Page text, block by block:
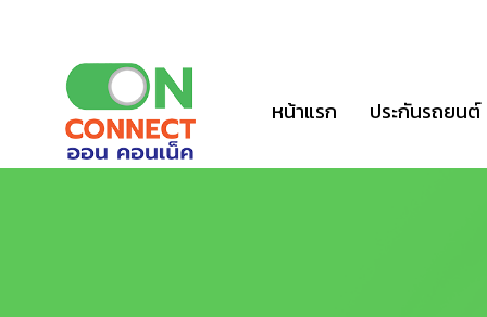
หน้าแรก ประกันรถยนต์